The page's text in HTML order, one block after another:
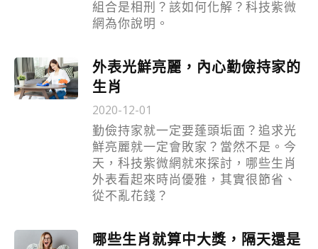
組合是相刑？該如何化解？科技紫微
網為你說明。
外表光鮮亮麗，內心勤儉持家的
生肖
2020-12-01
勤儉持家就一定要蓬頭垢面？追求光
鮮亮麗就一定會敗家？當然不是。今
天，科技紫微網就來探討，哪些生肖
外表看起來時尚優雅，其實很節省、
從不亂花錢？
哪些生肖就算中大獎，隔天還是